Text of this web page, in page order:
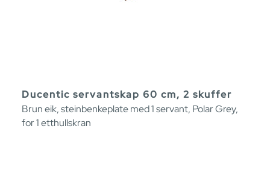
Ducentic servantskap 60 cm, 2 skuffer
Brun eik, steinbenkeplate med 1 servant, Polar Grey,
for 1 etthullskran